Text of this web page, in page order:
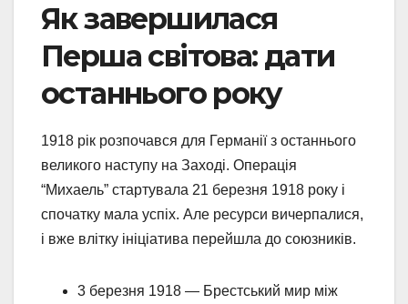
Як завершилася
Перша світова: дати
останнього року
1918 рік розпочався для Германії з останнього
великого наступу на Заході. Операція
“Михаель” стартувала 21 березня 1918 року і
спочатку мала успіх. Але ресурси вичерпалися,
і вже влітку ініціатива перейшла до союзників.
3 березня 1918 — Брестський мир між